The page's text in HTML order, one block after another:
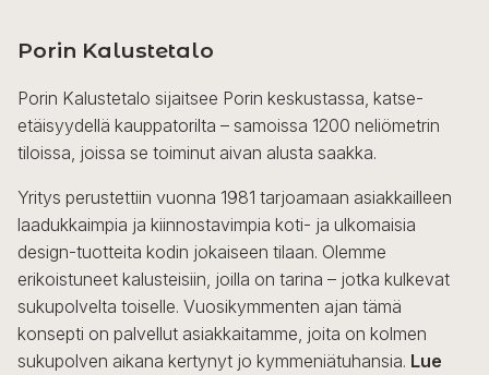
Porin Kalustetalo
Porin Kalustetalo sijaitsee Porin keskustassa, katse-
etäisyydellä kauppatorilta – samoissa 1200 neliömetrin
tiloissa, joissa se toiminut aivan alusta saakka.
Yritys perustettiin vuonna 1981 tarjoamaan asiakkailleen
laadukkaimpia ja kiinnostavimpia koti- ja ulkomaisia
design-tuotteita kodin jokaiseen tilaan. Olemme
erikoistuneet kalusteisiin, joilla on tarina – jotka kulkevat
sukupolvelta toiselle. Vuosikymmenten ajan tämä
konsepti on palvellut asiakkaitamme, joita on kolmen
sukupolven aikana kertynyt jo kymmeniätuhansia. Lue